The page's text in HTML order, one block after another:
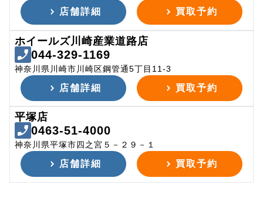
店舗詳細 買取予約
ホイールズ川崎産業道路店
044-329-1169
神奈川県川崎市川崎区鋼管通5丁目11-3
店舗詳細 買取予約
平塚店
0463-51-4000
神奈川県平塚市四之宮５－２９－１
店舗詳細 買取予約